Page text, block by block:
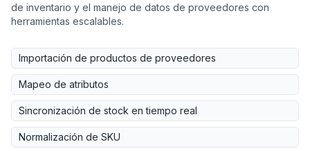
de inventario y el manejo de datos de proveedores con
herramientas escalables.
Importación de productos de proveedores
Mapeo de atributos
Sincronización de stock en tiempo real
Normalización de SKU